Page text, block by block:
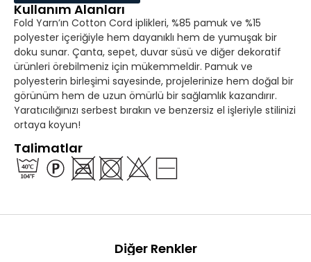
Kullanım Alanları
Fold Yarn’ın Cotton Cord iplikleri, %85 pamuk ve %15
polyester içeriğiyle hem dayanıklı hem de yumuşak bir
doku sunar. Çanta, sepet, duvar süsü ve diğer dekoratif
ürünleri örebilmeniz için mükemmeldir. Pamuk ve
polyesterin birleşimi sayesinde, projelerinize hem doğal bir
görünüm hem de uzun ömürlü bir sağlamlık kazandırır.
Yaratıcılığınızı serbest bırakın ve benzersiz el işleriyle stilinizi
ortaya koyun!
Talimatlar
Diğer Renkler